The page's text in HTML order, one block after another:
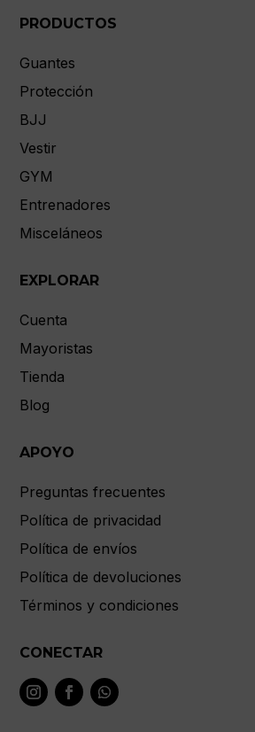
PRODUCTOS
Guantes
Protección
BJJ
Vestir
GYM
Entrenadores
Misceláneos
EXPLORAR
Cuenta
Mayoristas
Tienda
Blog
APOYO
Preguntas frecuentes
Política de privacidad
Política de envíos
Política de devoluciones
Términos y condiciones
CONECTAR